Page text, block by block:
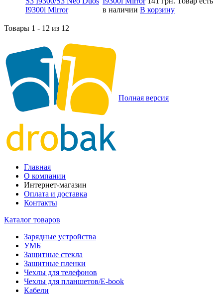
в наличии В корзину
Товары 1 - 12 из 12
Полная версия
Главная
О компании
Интернет-магазин
Оплата и доставка
Контакты
Каталог товаров
Зарядные устройства
УМБ
Защитные стекла
Защитные пленки
Чехлы для телефонов
Чехлы для планшетов/E-book
Кабели